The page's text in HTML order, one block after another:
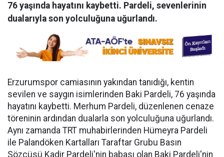
76 yaşında hayatını kaybetti. Pardeli, sevenlerinin
dualarıyla son yolculuğuna uğurlandı.
Erzurumspor camiasının yakından tanıdığı, kentin
sevilen ve saygın isimlerinden Baki Pardeli, 76 yaşında
hayatını kaybetti. Merhum Pardeli, düzenlenen cenaze
töreninin ardından dualarla son yolculuğuna uğurlandı.
Aynı zamanda TRT muhabirlerinden Hümeyra Pardeli
ile Palandöken Kartalları Taraftar Grubu Basın
Sözcüsü Kadir Pardeli'nin babası olan Baki Pardeli'nin